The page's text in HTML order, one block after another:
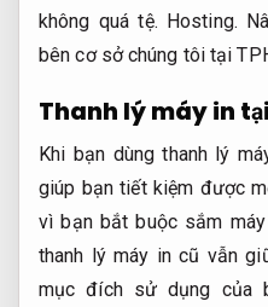
không quá tệ. Hosting.
bên cơ sở chúng tôi tại
Thanh lý máy in
Khi bạn dùng thanh lý
giúp bạn tiết kiệm được
vì bạn bắt buộc sắm
thanh lý máy in cũ vẫn
mục đích sử dụng của